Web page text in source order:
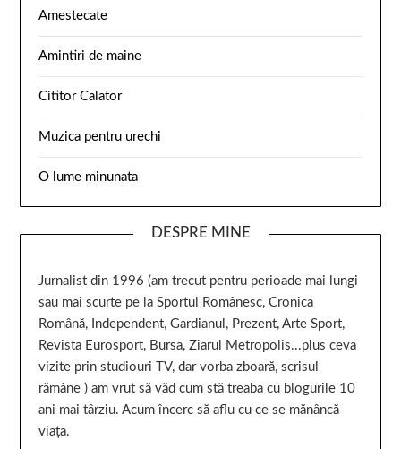
Amestecate
Amintiri de maine
Cititor Calator
Muzica pentru urechi
O lume minunata
DESPRE MINE
Jurnalist din 1996 (am trecut pentru perioade mai lungi
sau mai scurte pe la Sportul Românesc, Cronica
Română, Independent, Gardianul, Prezent, Arte Sport,
Revista Eurosport, Bursa, Ziarul Metropolis...plus ceva
vizite prin studiouri TV, dar vorba zboară, scrisul
rămâne ) am vrut să văd cum stă treaba cu blogurile 10
ani mai târziu. Acum încerc să aflu cu ce se mănâncă
viața.